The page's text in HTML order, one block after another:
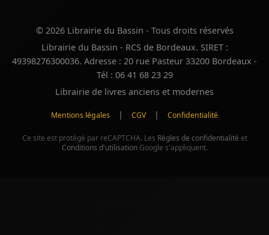
© 2026 Librairie du Bassin - Tous droits réservés
Librairie du Bassin - RCS de Bordeaux. SIRET :
49398276300036. Adresse : 20 rue Pasteur 33200 Bordeaux -
Tél : 06 41 68 23 29
Librairie de livres anciens et modernes
Mentions légales | CGV | Confidentialité
Ce site est protégé par reCAPTCHA. Les Règles de confidentialité et
Conditions d'utilisationGoogle s'appliquent.